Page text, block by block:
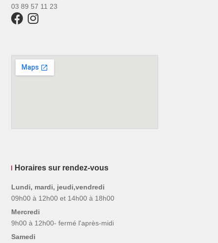
03 89 57 11 23
Horaires sur rendez-vous
Lundi, mardi, jeudi,vendredi
09h00 à 12h00 et 14h00 à 18h00
Mercredi
9h00 à 12h00- fermé l'après-midi
Samedi